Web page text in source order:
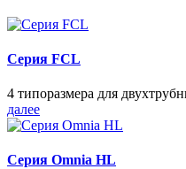
Серия FCL
4 типоразмера для
далее
Серия Omnia HL